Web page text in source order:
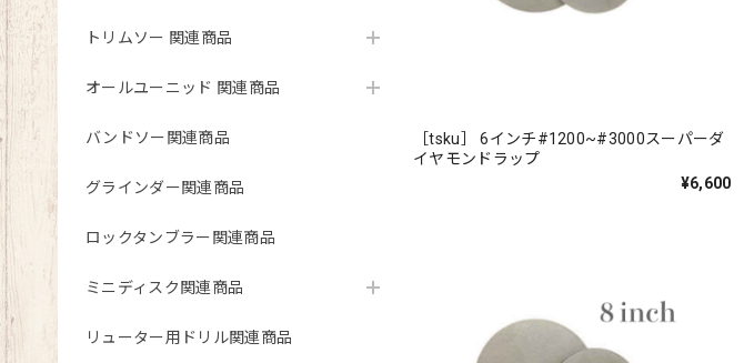
トリムソー 関連商品
オールユーニッド 関連商品
バンドソー関連商品
グラインダー関連商品
ロックタンブラー関連商品
ミニディスク関連商品
リューター用ドリル関連商品
［tsku］ 6インチ#1200~#3000スーパーダ
イヤモンドラップ
¥6,600